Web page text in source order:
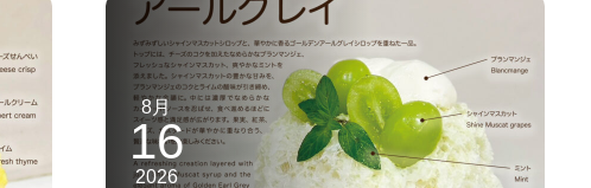
8月
16
2026